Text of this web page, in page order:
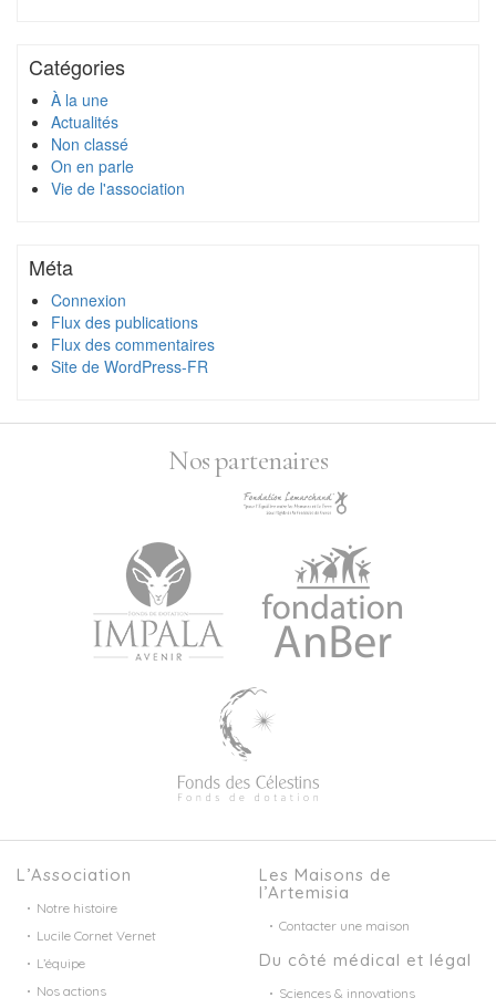
Catégories
À la une
Actualités
Non classé
On en parle
Vie de l'association
Méta
Connexion
Flux des publications
Flux des commentaires
Site de WordPress-FR
Nos partenaires
L’Association
Notre histoire
Lucile Cornet Vernet
L’équipe
Nos actions
Les Maisons de
l’Artemisia
Contacter une maison
Du côté médical et légal
Sciences & innovations